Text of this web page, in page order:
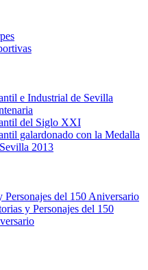
e Industrial de Sevilla
del Siglo XXI
galardonado con la Medalla
2013
Personajes del 150 Aniversario
y Personajes del 150